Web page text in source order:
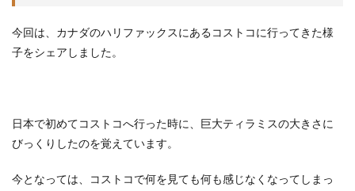
今回は、カナダのハリファックスにあるコストコに行ってきた様
子をシェアしました。
日本で初めてコストコへ行った時に、巨大ティラミスの大きさに
びっくりしたのを覚えています。
今となっては、コストコで何を見ても何も感じなくなってしまっ